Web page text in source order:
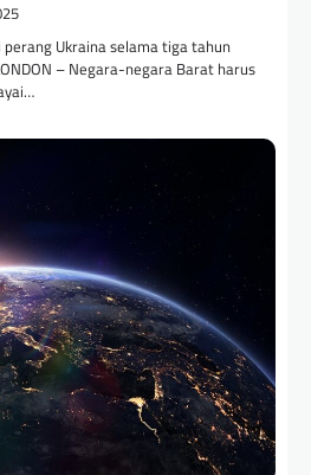
Ukraina selama tiga tahun
– Negara-negara Barat harus